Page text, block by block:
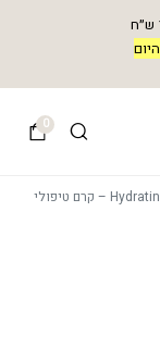
0
Hydrating Crème – קרם טיפולי